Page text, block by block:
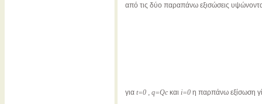
από τις δύο παραπάνω εξισώσεις
για t=0 q=Qc και i=0 η παρπάνω εξίσωση